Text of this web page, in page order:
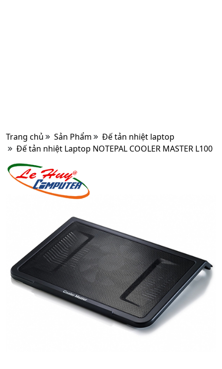
Trang chủ Sản Phẩm
Đế tản nhiệt laptop
Đế tản nhiệt Laptop NOTEPAL COOLER MASTER L100